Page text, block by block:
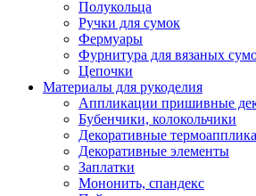
Полукольца
Ручки для сумок
Фермуары
Фурнитура для вязаных
Цепочки
Материалы для рукоделия
Аппликации пришивные
Бубенчики, колокольчики
Декоративные
Декоративные элементы
Заплатки
Мононить, спандекс